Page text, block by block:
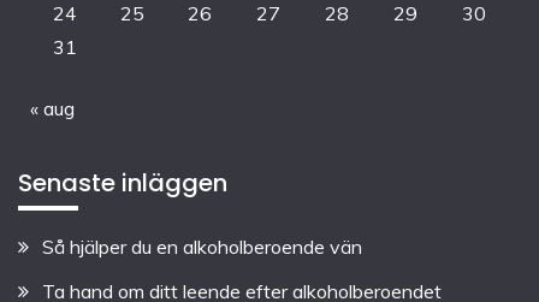
24
25 26 27 28 29
30
31
« aug
Senaste inläggen
Så hjälper du en alkoholberoende vän
Ta hand om ditt leende efter alkoholberoendet